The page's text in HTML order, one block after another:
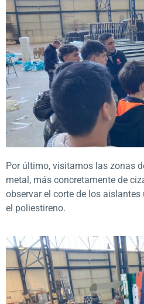
Por último, visitamos las zonas
metal, más concretamente de
observar el corte de los
el poliestireno.